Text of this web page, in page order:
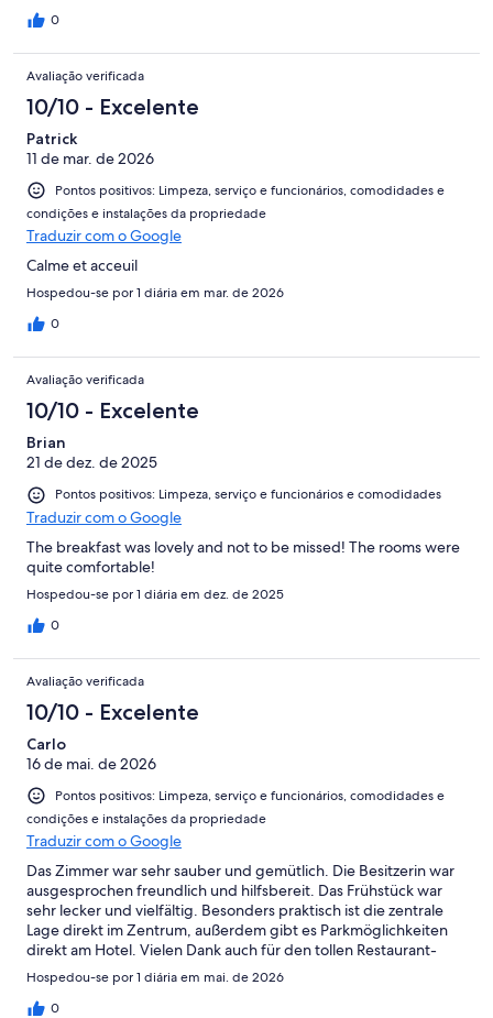
0
Avaliação verificada
10/10 - Excelente
Patrick
11 de mar. de 2026
Pontos positivos: Limpeza, serviço e funcionários, comodidades e
condições e instalações da propriedade
Traduzir com o Google
Calme et acceuil
Hospedou-se por 1 diária em mar. de 2026
0
Avaliação verificada
10/10 - Excelente
Brian
21 de dez. de 2025
Pontos positivos: Limpeza, serviço e funcionários e comodidades
Traduzir com o Google
The breakfast was lovely and not to be missed! The rooms were
quite comfortable!
Hospedou-se por 1 diária em dez. de 2025
0
Avaliação verificada
10/10 - Excelente
Carlo
16 de mai. de 2026
Pontos positivos: Limpeza, serviço e funcionários, comodidades e
condições e instalações da propriedade
Traduzir com o Google
Das Zimmer war sehr sauber und gemütlich. Die Besitzerin war
ausgesprochen freundlich und hilfsbereit. Das Frühstück war
sehr lecker und vielfältig. Besonders praktisch ist die zentrale
Lage direkt im Zentrum, außerdem gibt es Parkmöglichkeiten
direkt am Hotel. Vielen Dank auch für den tollen Restaurant-
Tipp. Wir haben uns sehr wohlgefühlt und kommen gerne
wieder.
Hospedou-se por 1 diária em mai. de 2026
0